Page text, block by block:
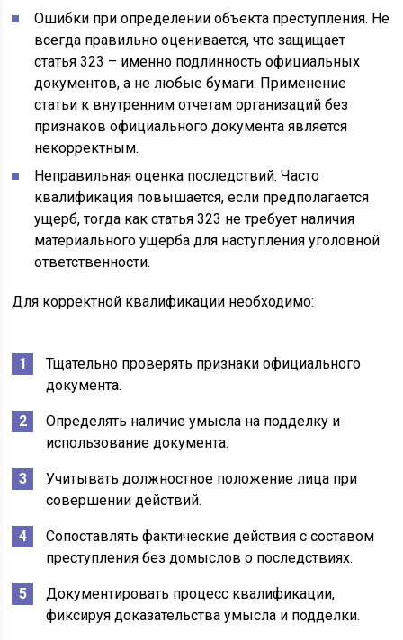
Ошибки при определении объекта преступления. Не
всегда правильно оценивается, что защищает
статья 323 – именно подлинность официальных
документов, а не любые бумаги. Применение
статьи к внутренним отчетам организаций без
признаков официального документа является
некорректным.
Неправильная оценка последствий. Часто
квалификация повышается, если предполагается
ущерб, тогда как статья 323 не требует наличия
материального ущерба для наступления уголовной
ответственности.
Для корректной квалификации необходимо:
Тщательно проверять признаки официального
документа.
Определять наличие умысла на подделку и
использование документа.
Учитывать должностное положение лица при
совершении действий.
Сопоставлять фактические действия с составом
преступления без домыслов о последствиях.
Документировать процесс квалификации,
фиксируя доказательства умысла и подделки.